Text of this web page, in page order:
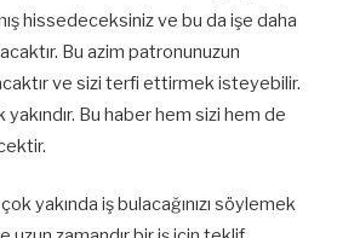
hissedeceksiniz ve bu da işe daha
Bu azim patronunuzun
ve sizi terfi ettirmek isteyebilir.
yakındır. Bu haber hem sizi hem de
yakında iş bulacağınızı söylemek